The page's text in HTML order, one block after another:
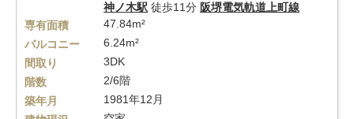
神ノ木駅 徒歩11分 阪堺電気軌道上町線
専有面積
47.84m²
バルコニー
6.24m²
間取り
3DK
階数
2/6階
築年月
1981年12月